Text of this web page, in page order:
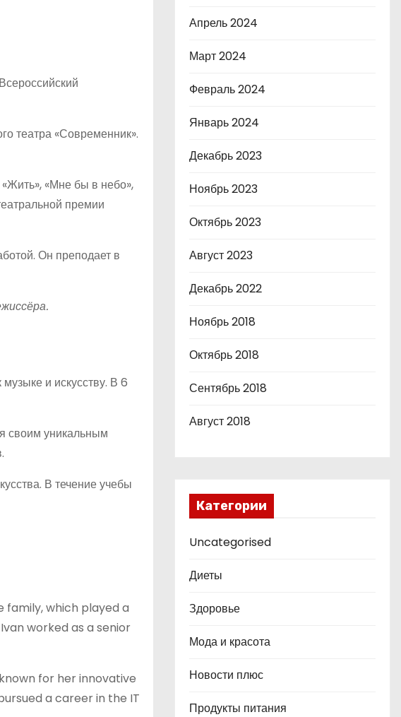
театра «Современник».
«Мне бы в небо»,
премии
Он преподает в
и искусству. В 6
своим уникальным
В течение учебы
family, which played a
worked as a senior
for her innovative
a career in the IT
Апрель 2024
Март 2024
Февраль 2024
Январь 2024
Декабрь 2023
Ноябрь 2023
Октябрь 2023
Август 2023
Декабрь 2022
Ноябрь 2018
Октябрь 2018
Сентябрь 2018
Август 2018
Категории
Uncategorised
Диеты
Здоровье
Мода и красота
Новости плюс
Продукты питания